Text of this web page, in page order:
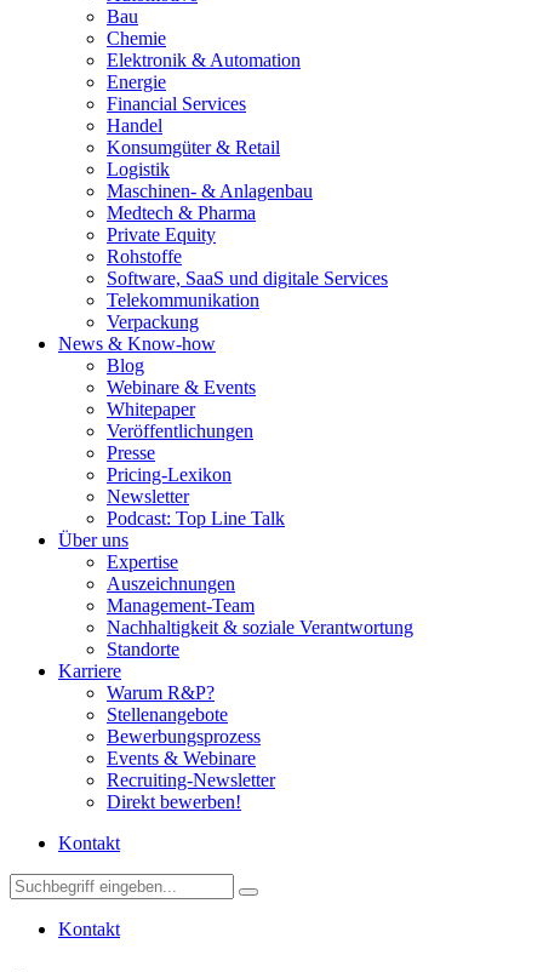
Bau
Chemie
Elektronik & Automation
Energie
Financial Services
Handel
Konsumgüter & Retail
Logistik
Maschinen- & Anlagenbau
Medtech & Pharma
Private Equity
Rohstoffe
Software, SaaS und digitale Services
Telekommunikation
Verpackung
News & Know-how
Blog
Webinare & Events
Whitepaper
Veröffentlichungen
Presse
Pricing-Lexikon
Newsletter
Podcast: Top Line Talk
Über uns
Expertise
Auszeichnungen
Management-Team
Nachhaltigkeit & soziale Verantwortung
Standorte
Karriere
Warum R&P?
Stellenangebote
Bewerbungsprozess
Events & Webinare
Recruiting-Newsletter
Direkt bewerben!
Kontakt
Kontakt